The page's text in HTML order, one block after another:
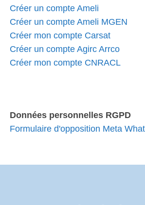
Créer un compte Ameli
Créer un compte Ameli MGEN
Créer mon compte Carsat
Créer un compte Agirc Arrco
Créer mon compte CNRACL
Données personnelles RGPD
Formulaire d'opposition Meta